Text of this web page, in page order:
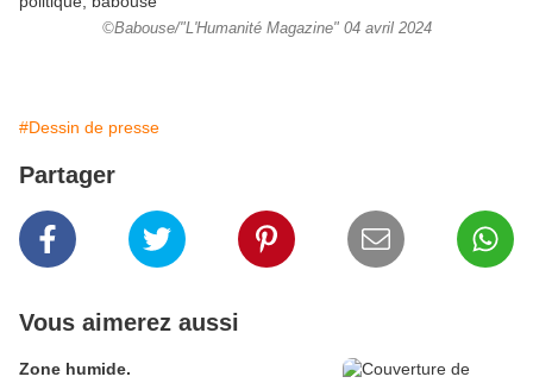
©Babouse/"L'Humanité Magazine" 04 avril 2024
#Dessin de presse
Partager
Vous aimerez aussi
Zone humide.